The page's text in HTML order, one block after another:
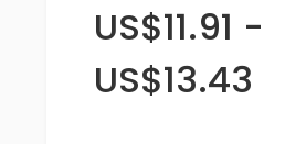
US$11.91 -
US$13.43